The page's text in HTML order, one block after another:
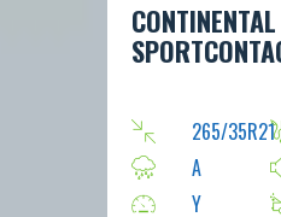
CONTINENTAL
265/35R21
A
Y